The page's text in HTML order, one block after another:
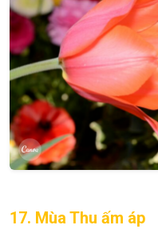
17. Mùa Thu ấm áp